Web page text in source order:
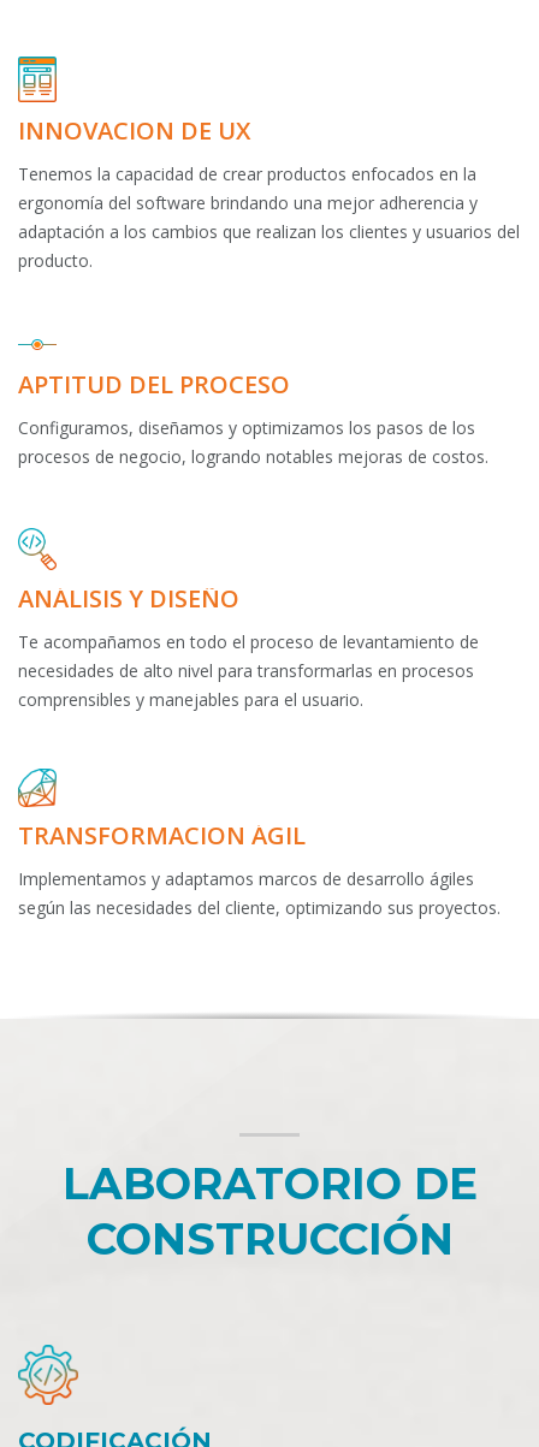
INNOVACIÓN DE UX
Tenemos la capacidad de crear productos enfocados en la
ergonomía del software brindando una mejor adherencia y
adaptación a los cambios que realizan los clientes y usuarios del
producto.
APTITUD DEL PROCESO
Configuramos, diseñamos y optimizamos los pasos de los
procesos de negocio, logrando notables mejoras de costos.
ANÁLISIS Y DISEÑO
Te acompañamos en todo el proceso de levantamiento de
necesidades de alto nivel para transformarlas en procesos
comprensibles y manejables para el usuario.
TRANSFORMACIÓN ÁGIL
Implementamos y adaptamos marcos de desarrollo ágiles
según las necesidades del cliente, optimizando sus proyectos.
LABORATORIO DE
CONSTRUCCIÓN
CODIFICACIÓN